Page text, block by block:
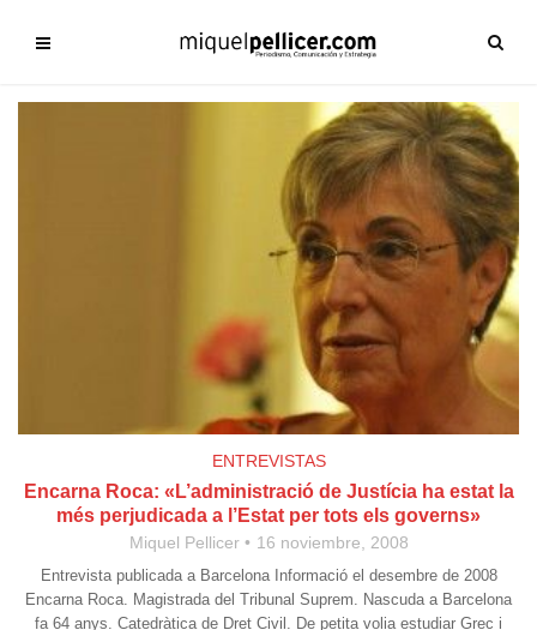
ENTREVISTAS
Encarna Roca: «L’administració de Justícia ha estat la
més perjudicada a l’Estat per tots els governs»
Miquel Pellicer 16 noviembre, 2008
Entrevista publicada a Barcelona Informació el desembre de 2008
Encarna Roca. Magistrada del Tribunal Suprem. Nascuda a Barcelona
fa 64 anys. Catedràtica de Dret Civil. De petita volia estudiar Grec i